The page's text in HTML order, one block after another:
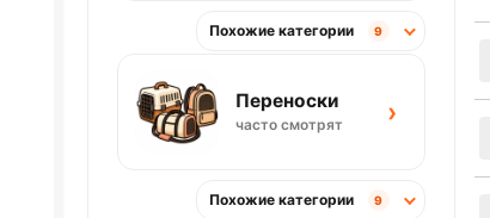
Похожие категории 9
Переноски
часто смотрят ›
Похожие категории 9